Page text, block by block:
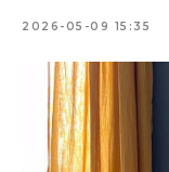
2026-05-09 15:35